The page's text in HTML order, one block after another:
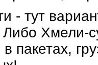
- тут
Хмели-
в пакетах,